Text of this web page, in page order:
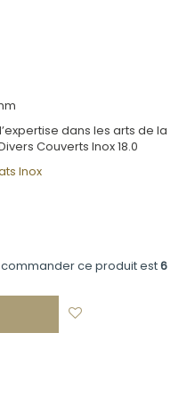
dans les arts de la
Couverts Inox 18.0
Inox
ce produit est6